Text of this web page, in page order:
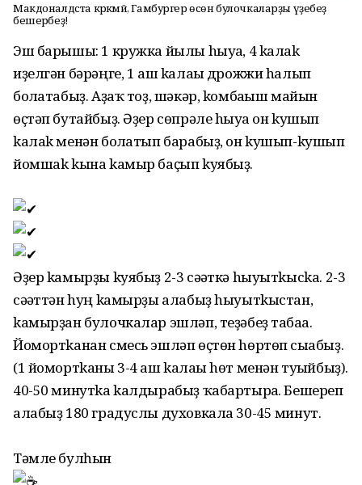
Макдоналдста кәрәкмәй, Гамбургер өсөн булочкаларҙы үҙебеҙ
бешерәбеҙ!
Эш барышы: 1 кружка йылы hыуға, 4 kалаk
иҙелгән бәрәңге, 1 аш kалағы дрожжи hалып
болғатабыҙ. Аҙаҡ тоҙ, шәкәр, kомбағыш майын
өҫтәп бутайбыҙ. Әҙер сөпрәле hыуға он kушып
kалаk менән болғатып барабыҙ, он kушып-kушып
йомшаk kына kамыр баҫып kуябыҙ.
Әҙер kамырҙы kуябыҙ 2-3 сәғәткә hыуытkысkа. 2-3
сәғәттән hуң kамырҙы алабыҙ hыуытkыстан,
kамырҙан булочкалар эшләп, теҙәбеҙ табаға.
Йомортkанан смесь эшләп өҫтөн hөртөп сығабыҙ.
(1 йомортkаны 3-4 аш kалағы hөт менән туғыйбыҙ).
40-50 минутkа kалдырабыҙ ҡабартырға. Бешереп
алабыҙ 180 градуслы духовкала 30-45 минут.
Тәмле булһын